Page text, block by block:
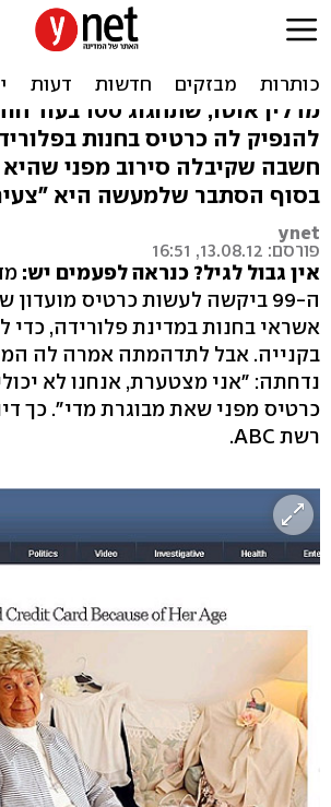
לבת 99 לא נתנו
אשראי: "צעירה מדי"
מדלין אוטו,
להנפיק לה כרטיס בחנות
חשבה שקיבלה סירוב מפני
בסוף הסתבר שלמעשה היא
ynet
פורסם: 13.08.12, 16:51
אין גבול לגיל? כנראה לפעמים יש:
ה-99 ביקשה לעשות כרטיס
בקנייה. אבל לתדהמתה אמרה לה
נדחתה: "אני מצטערת, אנחנו לא
כרטיס מפני שאת מבוגרת מדי". כך
רשת ABC.